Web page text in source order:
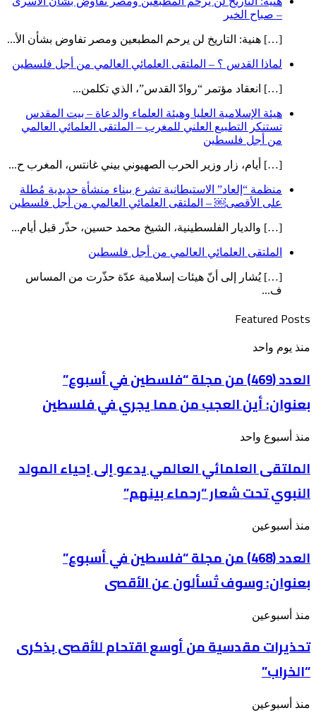
– صباح الخير
[…] هنية: التاريخ لن يرحم المطبعين ومصر تفاوض بشأن الأ...
لماذا القدس ؟ – الملتقى العلمائي العالمي من أجل فلسطين
[…] انعقاد مؤتمر “روادّ القدس”، الذي تكلمن...
هيئة الإسلامية العليا وهيئة العلماء والدعاة – بيت المقدس
تستنكر التطبيع العلني للمغرب – الملتقى العلمائي العالمي
من أجل فلسطين
[…] أيام، زار وزير الحرب الصهيوني بيني غانتس، المغرب ح...
منظمة “إلعاد” الاستيطانية تشرع ببناء منشأة حديدية مُطلة
على الأقصى￼ – الملتقى العلمائي العالمي من أجل فلسطين
[…] والديار الفلسطينية، الشيخ محمد حسين، حذّر قبل أيام...
الملتقى العلمائي العالمي من أجل فلسطين
[…] يُشار إلى أنّ هيئات إسلامية عدّة حذّرت من المساس
ف...
Featured Posts
العدد
من
مجلة
“فلسطين
في
بعنوان: أين
من
يجري
فلسطين
منذ يوم واحد
العدد (469) من مجلة “فلسطين في أسبوع”
بعنوان: أين العجب من مما يجري في فلسطين
الملتقى
العالمي
يدعو
إلى
إحياء
المولد
النبوي
شعار
بينهم”
منذ أسبوع واحد
الملتقى العلمائي العالمي يدعو إلى إحياء المولد
النبوي تحت شعار “رحماء بينهم”
العدد
من
مجلة
“فلسطين
في
بعنوان: وسوف
عن
الأقصى
منذ أسبوعين
العدد (468) من مجلة “فلسطين في أسبوع”
بعنوان: وسوف تُسألون عن الأقصى
تحذيرات
من
أوسع
اقتحام
للأقصى
بذكرى
“الخراب”
منذ أسبوعين
تحذيرات مقدسية من أوسع اقتحام للأقصى بذكرى
“الخراب”
لمن
منذ أسبوعين